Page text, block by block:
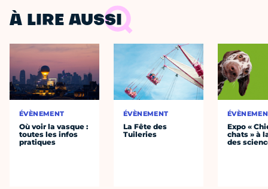
À LIRE AUSSI
ÉVÈNEMENT
Où voir la vasque :
toutes les infos
pratiques
ÉVÈNEMENT
La Fête des
Tuileries
Expo «
chats » à
des